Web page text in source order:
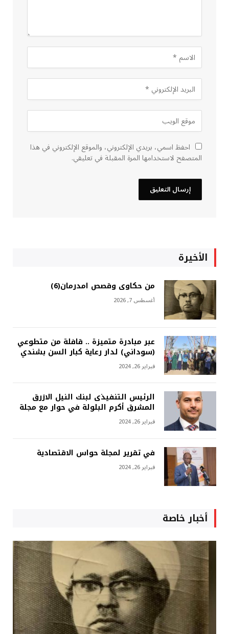
احفظ اسمي، بريدي الإلكتروني، والموقع الإلكتروني في هذا
المتصفح لاستخدامها المرة المقبلة في تعليقي.
الأخيرة
من حكاوى وقصص امدرمان(6)
أغسطس 7, 2026
عبر مبادرة متميزة .. قافلة من متطوعي
(سوداني) لدار رعاية كبار السن بشندي
فبراير 26, 2024
الرئيس التنفيذى لبنك النيل الازرق
المشرق أكرم البلولة في حوار مع مجلة
فبراير 26, 2024
في تقرير لمجلة حواس الاقتصادية
فبراير 26, 2024
أخبار خاصة